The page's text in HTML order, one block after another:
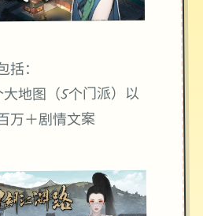
：
地图（5个门派）以
万＋剧情文案